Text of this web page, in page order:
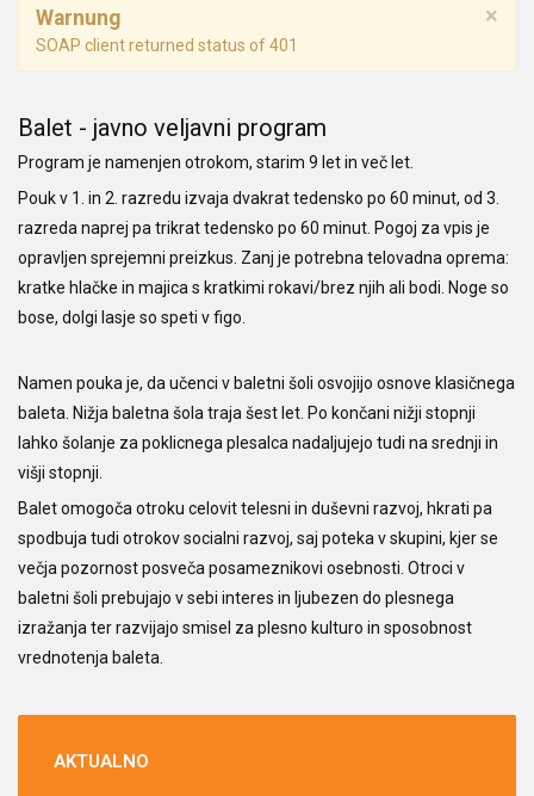
×
Warnung
SOAP client returned status of 401
Balet - javno veljavni program
Program je namenjen otrokom, starim 9 let in več let.
Pouk v 1. in 2. razredu izvaja dvakrat tedensko po 60 minut, od 3.
razreda naprej pa trikrat tedensko po 60 minut. Pogoj za vpis je
opravljen sprejemni preizkus. Zanj je potrebna telovadna oprema:
kratke hlačke in majica s kratkimi rokavi/brez njih ali bodi. Noge so
bose, dolgi lasje so speti v figo.
Namen pouka je, da učenci v baletni šoli osvojijo osnove klasičnega
baleta. Nižja baletna šola traja šest let. Po končani nižji stopnji
lahko šolanje za poklicnega plesalca nadaljujejo tudi na srednji in
višji stopnji.
Balet omogoča otroku celovit telesni in duševni razvoj, hkrati pa
spodbuja tudi otrokov socialni razvoj, saj poteka v skupini, kjer se
večja pozornost posveča posameznikovi osebnosti. Otroci v
baletni šoli prebujajo v sebi interes in ljubezen do plesnega
izražanja ter razvijajo smisel za plesno kulturo in sposobnost
vrednotenja baleta.
AKTUALNO